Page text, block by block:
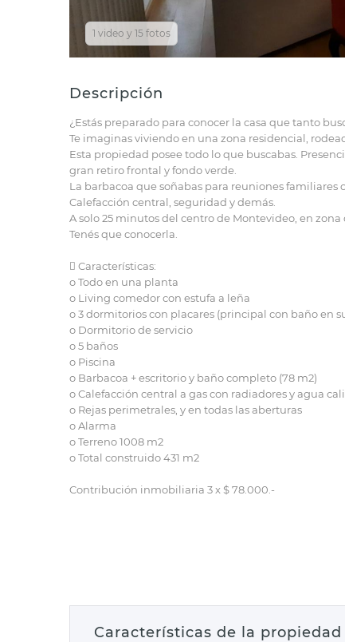
1 video y 15 fotos
Descripción
¿Estás preparado para conocer la casa que tanto
Te imaginas viviendo en una zona residencial,
Esta propiedad posee todo lo que buscabas.
gran retiro frontal y fondo verde.
La barbacoa que soñabas para reuniones familiares
Calefacción central, seguridad y demás.
A solo 25 minutos del centro de Montevideo, en zona
Tenés que conocerla.
 Características:
o Todo en una planta
o Living comedor con estufa a leña
o 3 dormitorios con placares (principal con baño en
o Dormitorio de servicio
o 5 baños
o Piscina
o Barbacoa + escritorio y baño completo (78 m2)
o Calefacción central a gas con radiadores y agua
o Rejas perimetrales, y en todas las aberturas
o Alarma
o Terreno 1008 m2
o Total construido 431 m2
Contribución inmobiliaria 3 x $ 78.000.-
Características de la propiedad